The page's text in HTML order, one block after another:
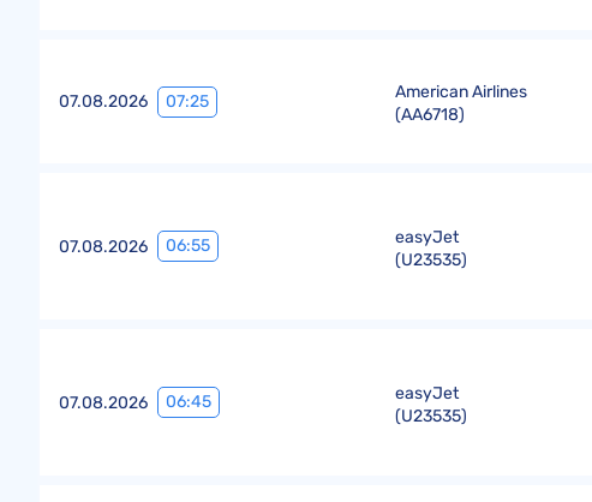
07.08.2026 07:25
American Airlines
(AA6718)
07.08.2026 06:55
easyJet
(U23535)
07.08.2026 06:45
easyJet
(U23535)